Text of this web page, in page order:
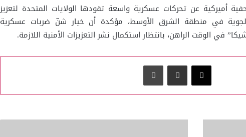
أميركية عن تحركات عسكرية واسعة تقودها الولايات المتحدة لتعزيز
في منطقة الشرق الأوسط، مؤكدة أن خيار شنّ ضربات عسكرية
في الوقت الراهن، بانتظار استكمال نشر التعزيزات الأمنية اللازمة.
‫X مشاركة عبر البريد طباعة
جامعة